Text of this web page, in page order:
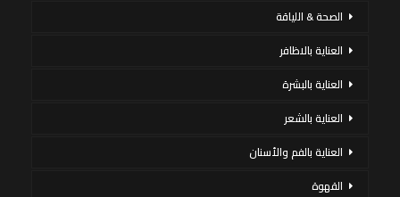
الصحة & اللياقة
العناية بالاظافر
العناية بالبشرة
العناية بالشعر
العناية بالفم والأسنان
القهوة